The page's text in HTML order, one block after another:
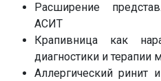
Расширение
АСИТ
Крапивница как
диагностики и терапии
Аллергический ринит